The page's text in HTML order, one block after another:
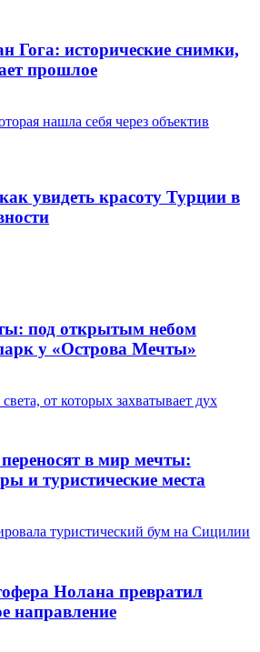
Гога: исторические снимки,
прошлое
увидеть красоту Турции в
под открытым небом
у «Острова Мечты»
в мир мечты:
и туристические места
Нолана превратил
направление